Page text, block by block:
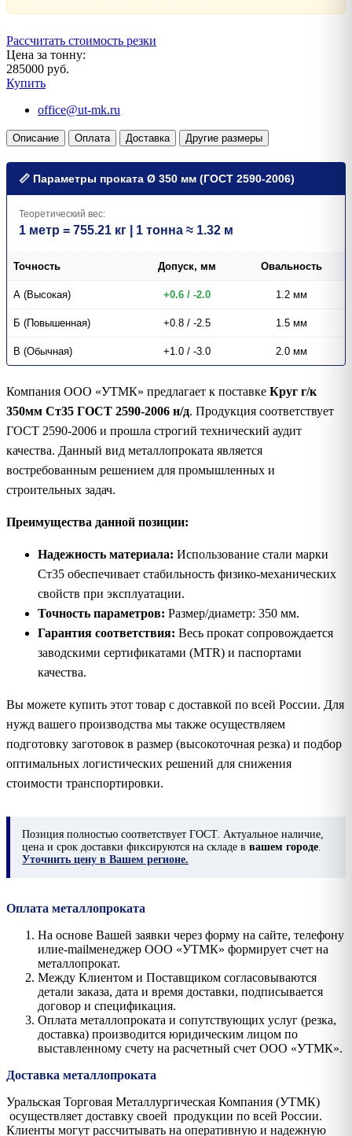
Рассчитать стоимость резки
Цена за тонну:
285000 руб.
Купить
office@ut-mk.ru
Описание Оплата Доставка Другие размеры
📏 Параметры проката Ø 350 мм (ГОСТ 2590-2006)
Теоретический вес:
1 метр = 755.21 кг | 1 тонна ≈ 1.32 м
Точность Допуск, мм Овальность
А (Высокая) +0.6 / -2.0 1.2 мм
Б (Повышенная) +0.8 / -2.5 1.5 мм
В (Обычная) +1.0 / -3.0 2.0 мм
Компания ООО «УТМК» предлагает к поставке Круг г/к
350мм Ст35 ГОСТ 2590-2006 н/д. Продукция соответствует
ГОСТ 2590-2006 и прошла строгий технический аудит
качества. Данный вид металлопроката является
востребованным решением для промышленных и
строительных задач.
Преимущества данной позиции:
Надежность материала: Использование стали марки
Ст35 обеспечивает стабильность физико-механических
свойств при эксплуатации.
Точность параметров: Размер/диаметр: 350 мм.
Гарантия соответствия: Весь прокат сопровождается
заводскими сертификатами (MTR) и паспортами
качества.
Вы можете купить этот товар с доставкой по всей России. Для
нужд вашего производства мы также осуществляем
подготовку заготовок в размер (высокоточная резка) и подбор
оптимальных логистических решений для снижения
стоимости транспортировки.
Позиция полностью соответствует ГОСТ. Актуальное наличие,
цена и срок доставки фиксируются на складе в вашем городе
Уточнить цену в Вашем регионе.
Оплата металлопроката
На основе Вашей заявки через форму на сайте, телефону
илиe-mailменеджер ООО «УТМК» формирует счет на
металлопрокат.
Между Клиентом и Поставщиком согласовываются
детали заказа, дата и время доставки, подписывается
договор и спецификация.
Оплата металлопроката и сопутствующих услуг (резка,
доставка) производится юридическим лицом по
выставленному счету на расчетный счет ООО «УТМК».
Доставка металлопроката
Уральская Торговая Металлургическая Компания (УТМК)
осуществляет доставку своей продукции по всей России.
Клиенты могут рассчитывать на оперативную и надежную